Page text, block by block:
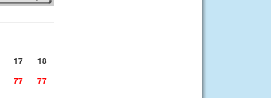
17
18
77
77